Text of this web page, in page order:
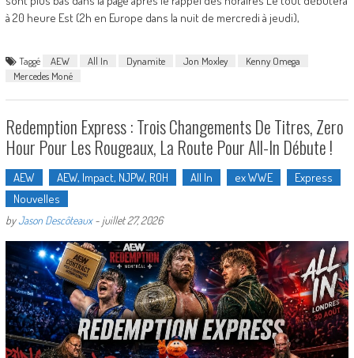
à 20 heure Est (2h en Europe dans la nuit de mercredi à jeudi),
Taggé AEW All In Dynamite Jon Moxley
Kenny Omega
Mercedes Moné
Redemption Express : Trois Changements De Titres, Zero
Hour Pour Les Rougeaux, La Route Pour All-In Débute !
AEW AEW, Impact, NJPW, ROH All In ex WWE
Express
Nouvelles
byJason Descôteaux- juillet 27, 2026